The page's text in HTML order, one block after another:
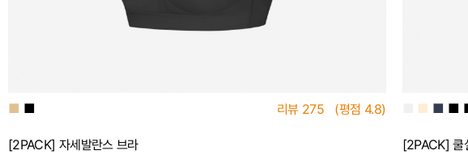
■ ■ 리뷰 275 (평점 4.8)
[2PACK] 자세발란스 브라
■ ■ ■
[2PACK] 쿨